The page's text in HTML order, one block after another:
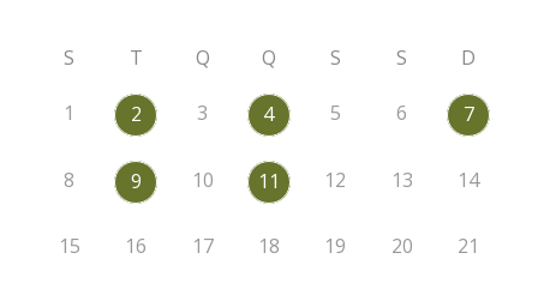
S T Q Q S S D
1 2 3 4 5 6 7
8 9 10 11 12 13 14
15 16 17 18 19 20 21